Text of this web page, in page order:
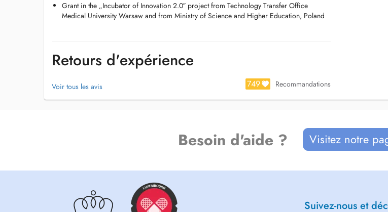
Grant in the „Incubator of Innovation 2.0″ project from Technology Transfer Office
Medical University Warsaw and from Ministry of Science and Higher Education, Poland
Retours d'expérience
Voir tous les avis 749 Recommandations
Besoin d'aide ? Visitez notre
Suivez-nous et